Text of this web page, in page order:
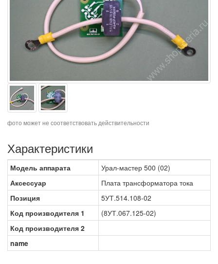
фото может не соответствовать действительности
Характеристики
Модель аппарата
Урал-мастер 500 (02)
Аксессуар
Плата трансформатора тока
Позиция
5УТ.514.108-02
Код производителя 1
(8УТ.067.125-02)
Код производителя 2
name